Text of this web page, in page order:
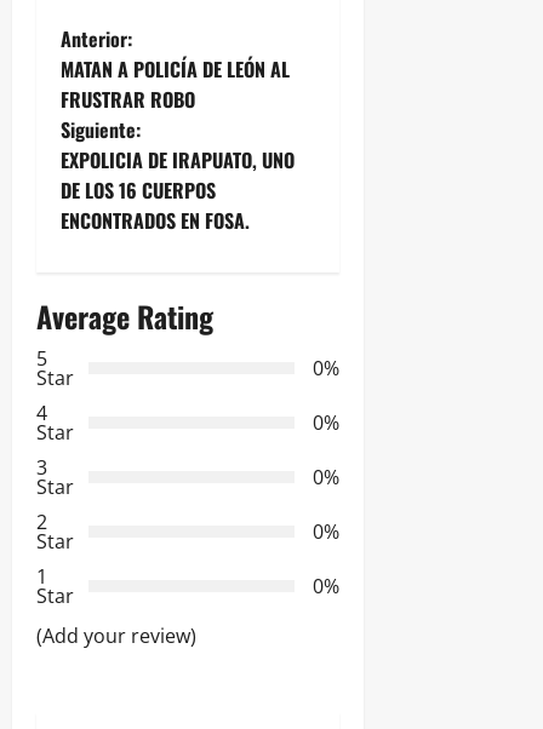
N
a
v
e
a
ó
n
d
e
e
Anterior:
MATAN A POLICÍA DE LEÓN AL
FRUSTRAR ROBO
Siguiente:
EXPOLICIA DE IRAPUATO, UNO
DE LOS 16 CUERPOS
ENCONTRADOS EN FOSA.
Average Rating
5
Star
0%
4
Star
0%
3
Star
0%
2
Star
0%
1
Star
0%
(Add your review)